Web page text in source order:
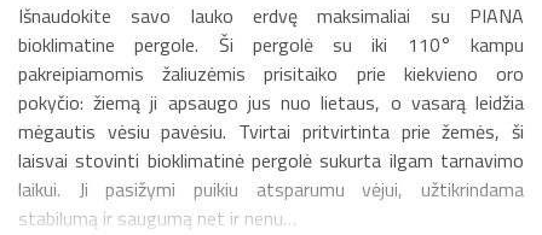
Išnaudokite savo lauko erdvę maksimaliai su PIANA
bioklimatine pergole. Ši pergolė su iki 110° kampu
pakreipiamomis žaliuzėmis prisitaiko prie kiekvieno oro
pokyčio: žiemą ji apsaugo jus nuo lietaus, o vasarą leidžia
mėgautis vėsiu pavėsiu. Tvirtai pritvirtinta prie žemės, ši
laisvai stovinti bioklimatinė pergolė sukurta ilgam tarnavimo
laikui. Ji pasižymi puikiu atsparumu vėjui, užtikrindama
stabilumą ir saugumą net ir nenu…